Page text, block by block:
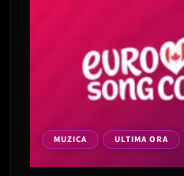
MUZICA ULTIMA ORA